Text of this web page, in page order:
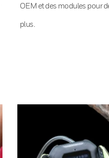
OEM et des modules pour
plus.